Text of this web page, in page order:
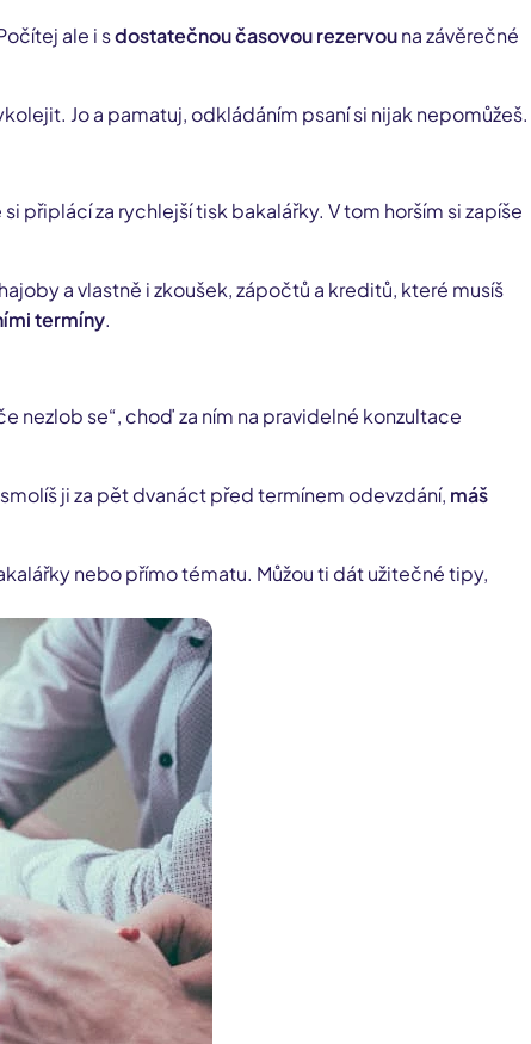
ale i sdostatečnou časovou rezervouna závěrečné
Jo a pamatuj, odkládáním psaní si nijak nepomůžeš.
připlácí za rychlejší tisk bakalářky. V tom horším si zapíše
a vlastně i zkoušek, zápočtů a kreditů, které musíš
termíny.
nezlob se“, choď za ním na pravidelné konzultace
ji za pět dvanáct před termínem odevzdání, máš
nebo přímo tématu. Můžou ti dát užitečné tipy,